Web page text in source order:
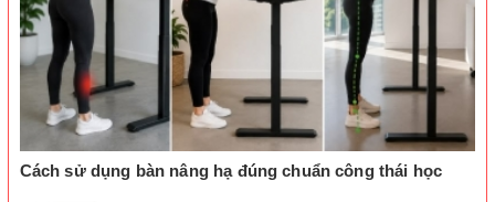
Cách sử dụng bàn nâng hạ đúng chuẩn công thái học